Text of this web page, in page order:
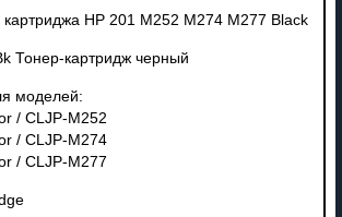
HP 201 M252 M274 M277 Black
Тонер-картридж черный
моделей:
/ CLJP-M252
/ CLJP-M274
/ CLJP-M277